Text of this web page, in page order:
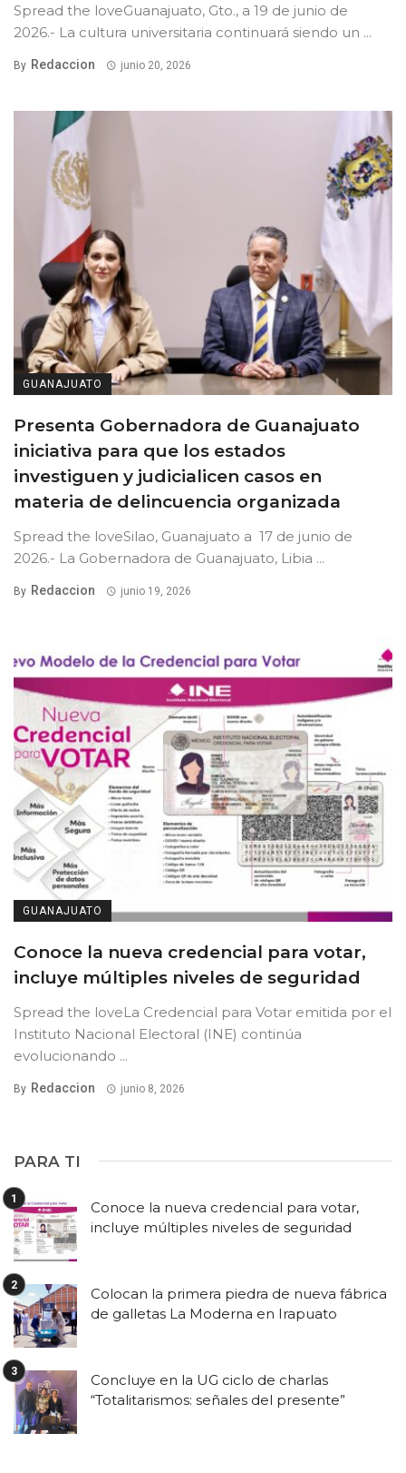
Spread the loveGuanajuato, Gto., a 19 de junio de
2026.- La cultura universitaria continuará siendo un ...
By Redaccion junio 20, 2026
GUANAJUATO
Presenta Gobernadora de Guanajuato
iniciativa para que los estados
investiguen y judicialicen casos en
materia de delincuencia organizada
Spread the loveSilao, Guanajuato a 17 de junio de
2026.- La Gobernadora de Guanajuato, Libia ...
By Redaccion junio 19, 2026
GUANAJUATO
Conoce la nueva credencial para votar,
incluye múltiples niveles de seguridad
Spread the loveLa Credencial para Votar emitida por el
Instituto Nacional Electoral (INE) continúa
evolucionando ...
By Redaccion junio 8, 2026
PARA TI
Conoce la nueva credencial para votar,
incluye múltiples niveles de seguridad
Colocan la primera piedra de nueva fábrica
de galletas La Moderna en Irapuato
Concluye en la UG ciclo de charlas
“Totalitarismos: señales del presente”